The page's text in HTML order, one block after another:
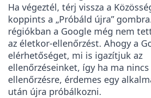
Ha végeztél, térj vissza a
koppints a „Próbáld újra”
régiókban a Google még nem
az életkor-ellenőrzést. Ahogy a
elérhetőséget, mi is igazítjuk az
ellenőrzéseinket, így ha ma
ellenőrzésre, érdemes egy
után újra próbálkozni.